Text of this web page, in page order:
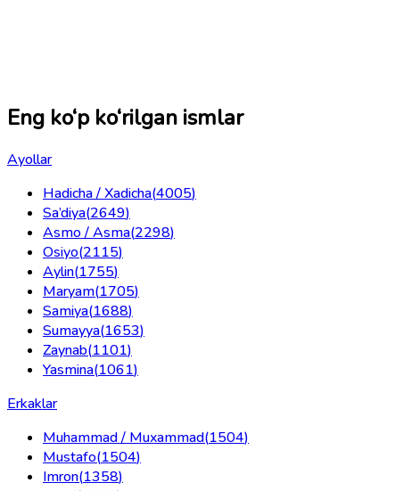
Eng ko‘p ko‘rilgan ismlar
Ayollar
Hadicha / Xadicha(4005)
Sa’diya(2649)
Asmo / Asma(2298)
Osiyo(2115)
Aylin(1755)
Maryam(1705)
Samiya(1688)
Sumayya(1653)
Zaynab(1101)
Yasmina(1061)
Erkaklar
Muhammad / Muxammad(1504)
Mustafo(1504)
Imron(1358)